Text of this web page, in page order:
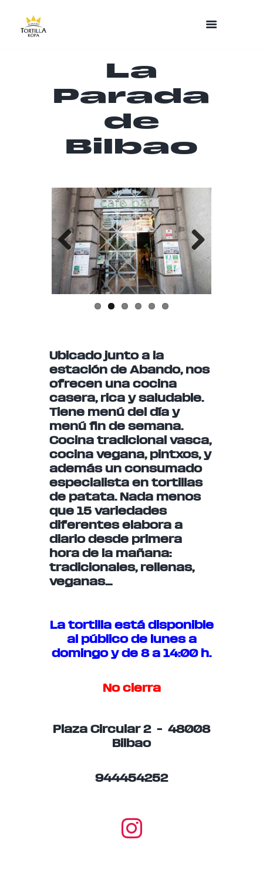
La
Parada
de
Bilbao
Previo
us
Next
Ubicado junto a la
estación de Abando, nos
ofrecen una cocina
casera, rica y saludable.
Tiene menú del día y
menú fin de semana.
Cocina tradicional vasca,
cocina vegana, pintxos, y
además un consumado
especialista en tortillas
de patata. Nada menos
que 15 variedades
diferentes elabora a
diario desde primera
hora de la mañana:
tradicionales, rellenas,
veganas…
La tortilla está disponible
al público de lunes a
domingo y de 8 a 14:00 h.
No cierra
Plaza Circular 2 – 48008
Bilbao
944454252